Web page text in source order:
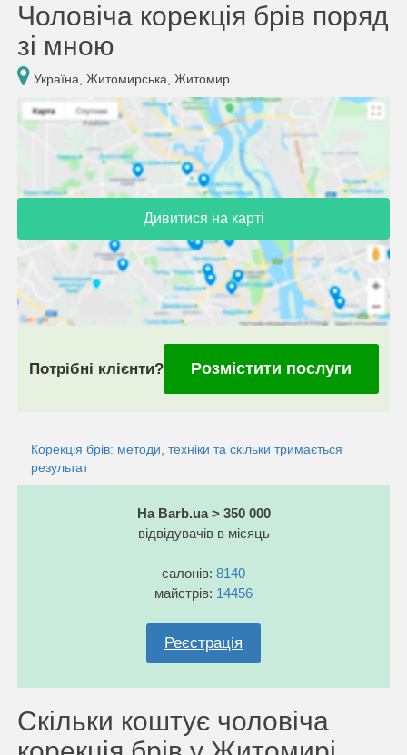
Чоловіча корекція брів поряд
зі мною
Україна, Житомирська, Житомир
Дивитися на карті
Потрібні клієнти? Розмістити послуги
Корекція брів: методи, техніки та скільки тримається
результат
На Barb.ua > 350 000
відвідувачів в місяць
салонів: 8140
майстрів: 14456
Реєстрація
Скільки коштує чоловіча